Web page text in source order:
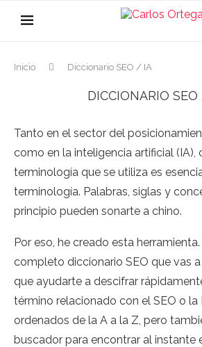
Inicio Diccionario SEO / IA
DICCIONARIO
Tanto en el sector del
como en la inteligencia artificial (IA),
terminología que se utiliza es
terminología. Palabras, siglas y
principio pueden sonarte a chino.
Por eso, he creado esta
completo diccionario SEO que vas
que ayudarte a descifrar
término relacionado con el SEO o la
ordenados de la A a la Z, pero
buscador para encontrar al instante